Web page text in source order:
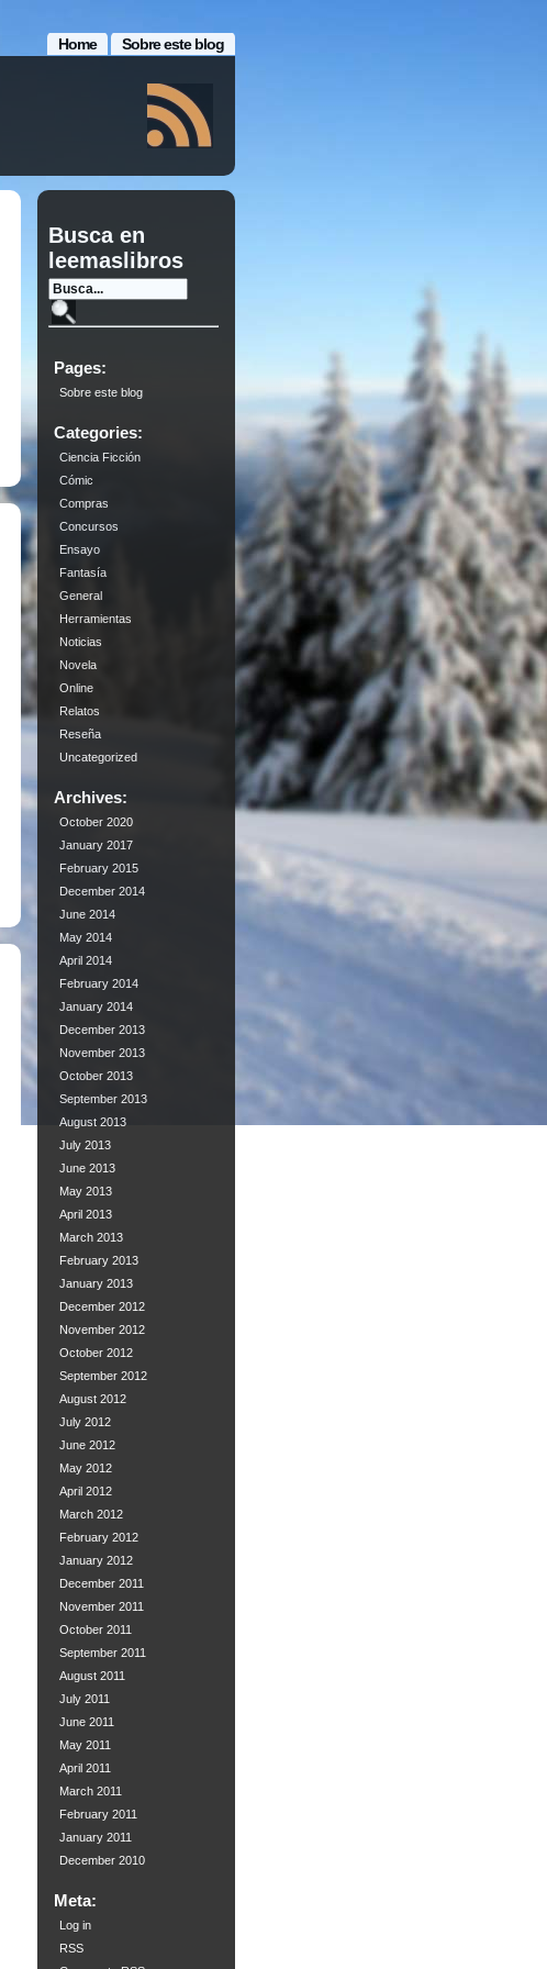
Sobre este blog
Home
Busca en
leemaslibros
Pages:
Sobre este blog
Categories:
Ciencia Ficción
Cómic
Compras
Concursos
Ensayo
Fantasía
General
Herramientas
Noticias
Novela
Online
Relatos
Reseña
Uncategorized
Archives:
October 2020
January 2017
February 2015
December 2014
June 2014
May 2014
April 2014
February 2014
January 2014
December 2013
November 2013
October 2013
September 2013
August 2013
July 2013
June 2013
May 2013
April 2013
March 2013
February 2013
January 2013
December 2012
November 2012
October 2012
September 2012
August 2012
July 2012
June 2012
May 2012
April 2012
March 2012
February 2012
January 2012
December 2011
November 2011
October 2011
September 2011
August 2011
July 2011
June 2011
May 2011
April 2011
March 2011
February 2011
January 2011
December 2010
Meta:
Log in
RSS